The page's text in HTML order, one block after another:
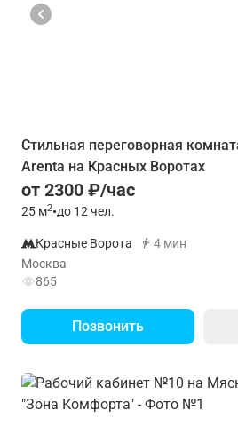
Стильная переговорная
Arenta на Красных Воротах
от 2300 ₽/час
25 м2•до 12 чел.
Красные Ворота
4 мин
Москва
865
Позвонить